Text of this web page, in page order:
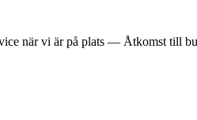
när vi är på plats — Åtkomst till